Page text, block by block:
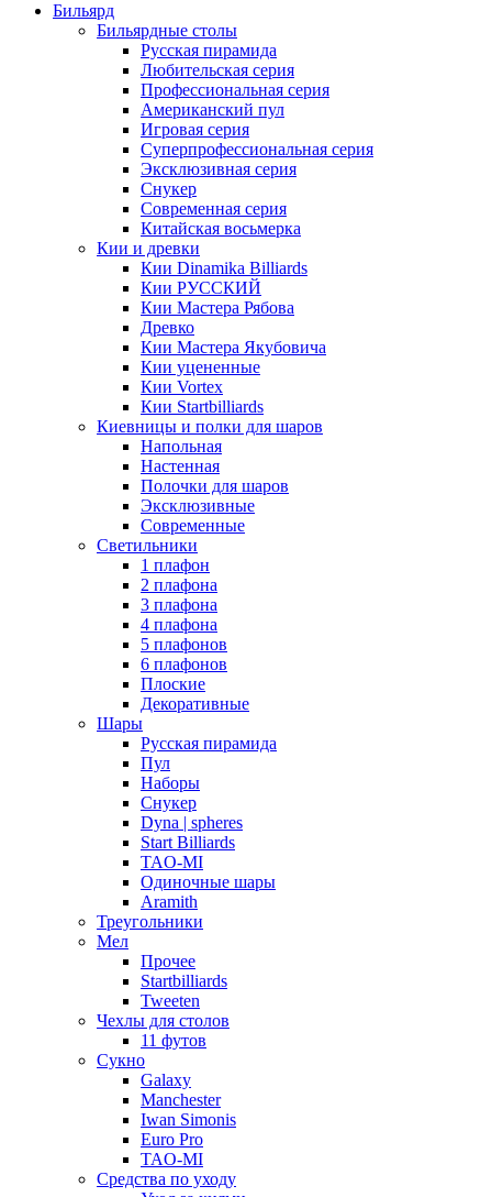
Бильярд
Бильярдные столы
Русская пирамида
Любительская серия
Профессиональная серия
Американский пул
Игровая серия
Суперпрофессиональная серия
Эксклюзивная серия
Снукер
Современная серия
Китайская восьмерка
Кии и древки
Кии Dinamika Billiards
Кии РУССКИЙ
Кии Мастера Рябова
Древко
Кии Мастера Якубовича
Кии уцененные
Кии Vortex
Кии Startbilliards
Киевницы и полки для шаров
Напольная
Настенная
Полочки для шаров
Эксклюзивные
Современные
Светильники
1 плафон
2 плафона
3 плафона
4 плафона
5 плафонов
6 плафонов
Плоские
Декоративные
Шары
Русская пирамида
Пул
Наборы
Снукер
Dyna | spheres
Start Billiards
TAO-MI
Одиночные шары
Aramith
Треугольники
Мел
Прочее
Startbilliards
Tweeten
Чехлы для столов
11 футов
Сукно
Galaxy
Manchester
Iwan Simonis
Euro Pro
TAO-MI
Средства по уходу